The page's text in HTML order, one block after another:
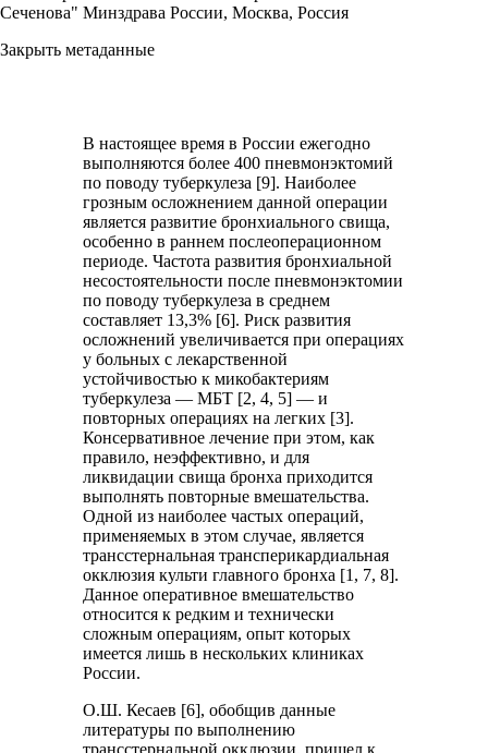
Сеченова" Минздрава России, Москва, Россия
Закрыть метаданные
В настоящее время в России ежегодно
выполняются более 400 пневмонэктомий
по поводу туберкулеза [9]. Наиболее
грозным осложнением данной операции
является развитие бронхиального свища,
особенно в раннем послеоперационном
периоде. Частота развития бронхиальной
несостоятельности после пневмонэктомии
по поводу туберкулеза в среднем
составляет 13,3% [6]. Риск развития
осложнений увеличивается при операциях
у больных с лекарственной
устойчивостью к микобактериям
туберкулеза ― МБТ [2, 4, 5] ― и
повторных операциях на легких [3].
Консервативное лечение при этом, как
правило, неэффективно, и для
ликвидации свища бронха приходится
выполнять повторные вмешательства.
Одной из наиболее частых операций,
применяемых в этом случае, является
трансстернальная трансперикардиальная
окклюзия культи главного бронха [1, 7, 8].
Данное оперативное вмешательство
относится к редким и технически
сложным операциям, опыт которых
имеется лишь в нескольких клиниках
России.
О.Ш. Кесаев [6], обобщив данные
литературы по выполнению
трансстернальной окклюзии, пришел к